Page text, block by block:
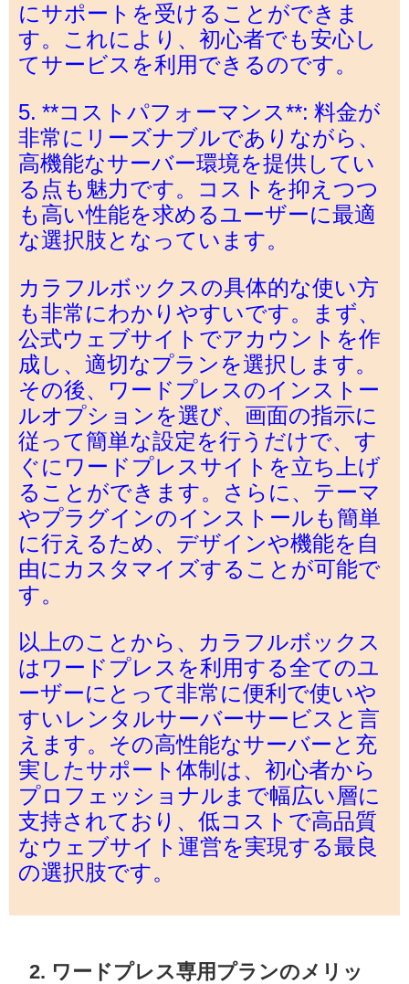
にサポートを受けることができま
す。これにより、初心者でも安心し
てサービスを利用できるのです。
5. **コストパフォーマンス**: 料金が
非常にリーズナブルでありながら、
高機能なサーバー環境を提供してい
る点も魅力です。コストを抑えつつ
も高い性能を求めるユーザーに最適
な選択肢となっています。
カラフルボックスの具体的な使い方
も非常にわかりやすいです。まず、
公式ウェブサイトでアカウントを作
成し、適切なプランを選択します。
その後、ワードプレスのインストー
ルオプションを選び、画面の指示に
従って簡単な設定を行うだけで、す
ぐにワードプレスサイトを立ち上げ
ることができます。さらに、テーマ
やプラグインのインストールも簡単
に行えるため、デザインや機能を自
由にカスタマイズすることが可能で
す。
以上のことから、カラフルボックス
はワードプレスを利用する全てのユ
ーザーにとって非常に便利で使いや
すいレンタルサーバーサービスと言
えます。その高性能なサーバーと充
実したサポート体制は、初心者から
プロフェッショナルまで幅広い層に
支持されており、低コストで高品質
なウェブサイト運営を実現する最良
の選択肢です。
2. ワードプレス専用プランのメリッ